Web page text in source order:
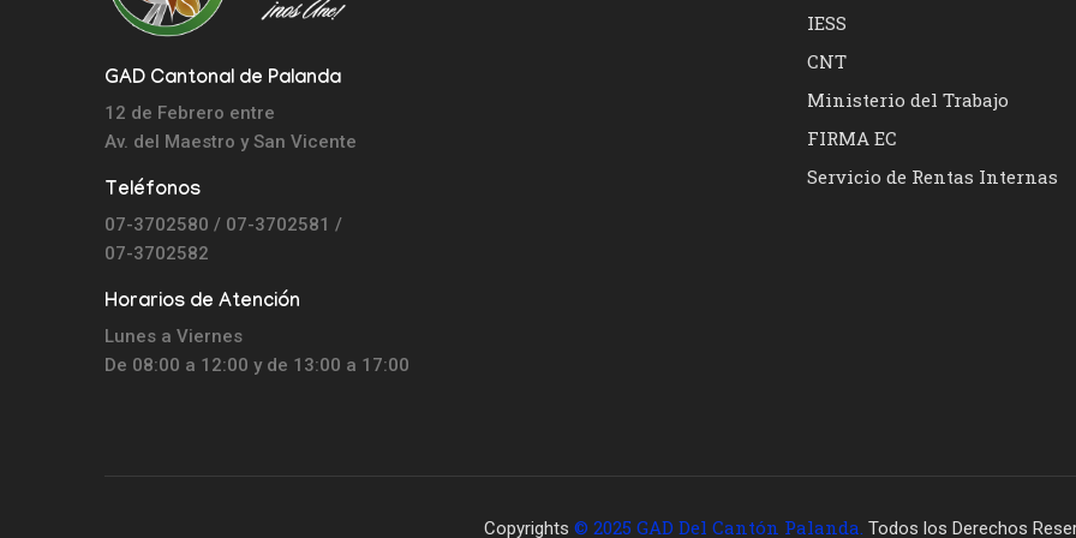
GAD Cantonal de Palanda
12 de Febrero entre
Av. del Maestro ySan Vicente
Teléfonos
07-3702580 / 07-3702581 /
07-3702582
Horarios de Atención
Lunes a Viernes
De 08:00 a 12:00 y de 13:00 a 17:00
IESS
CNT
Ministerio del Trabajo
FIRMA EC
Servicio de Rentas Internas
Copyrights © 2025 GAD Del Cantón Palanda. Todos los Derechos